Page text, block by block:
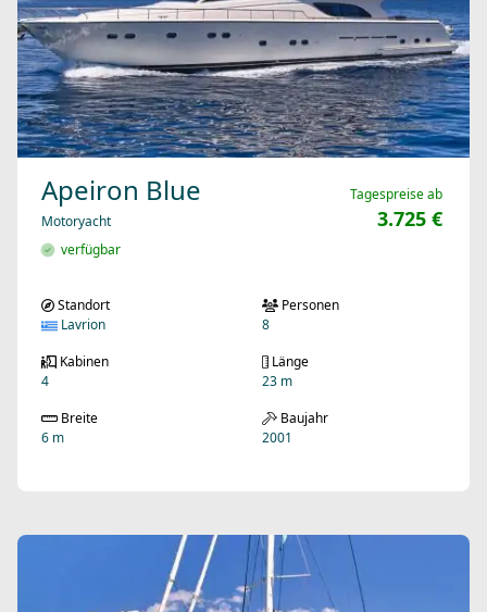
Apeiron Blue
Motoryacht
verfügbar
Tagespreise ab
3.725 €
Standort
Lavrion
Personen
8
Kabinen
4
Länge
23 m
Breite
6 m
Baujahr
2001